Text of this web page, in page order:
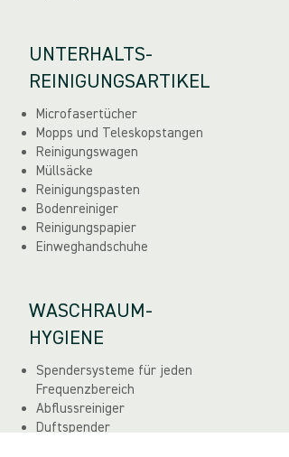
UNTERHALTS-
REINIGUNGSARTIKEL
Microfasertücher
Mopps und Teleskopstangen
Reinigungswagen
Müllsäcke
Reinigungspasten
Bodenreiniger
Reinigungspapier
Einweghandschuhe
WASCHRAUM-
HYGIENE
Spendersysteme für jeden
Frequenzbereich
Abflussreiniger
Duftspender